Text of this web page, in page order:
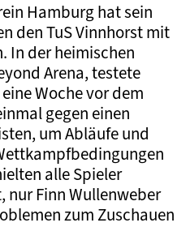
Hamburg hat sein
den TuS Vinnhorst mit
In der heimischen
Arena, testete
Woche vor dem
gegen einen
um Abläufe und
alle Spieler
nur Finn Wullenweber
zum Zuschauen